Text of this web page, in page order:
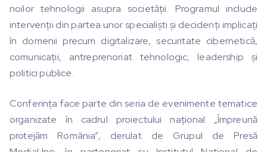
noilor tehnologii asupra societății. Programul include
intervenții din partea unor specialiști și decidenți implicați
în domenii precum digitalizare, securitate cibernetică,
comunicații, antreprenoriat tehnologic, leadership și
politici publice.
Conferința face parte din seria de evenimente tematice
organizate în cadrul proiectului național „Împreună
protejăm România”, derulat de Grupul de Presă